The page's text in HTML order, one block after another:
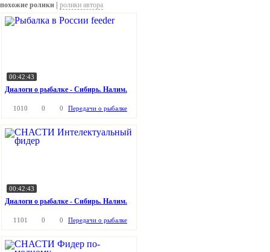
похожие ролики | ролики автора
00:42:43
Диалоги о рыбалке - Сибирь. Налим.
1010 0 0 Передачи о рыбалке
00:42:43
Диалоги о рыбалке - Сибирь. Налим.
1101 0 0 Передачи о рыбалке